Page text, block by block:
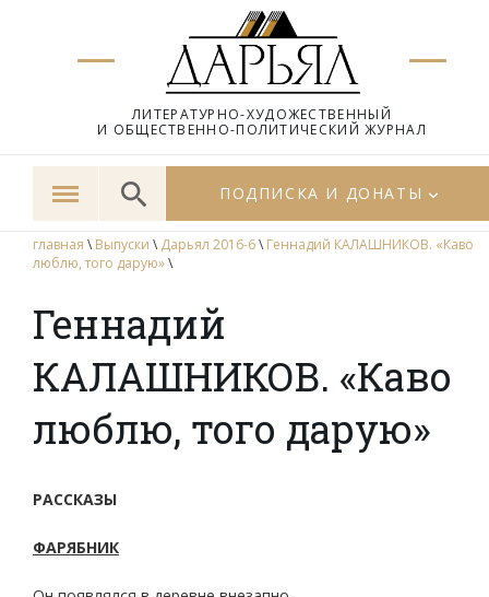
ЛИТЕРАТУРНО-ХУДОЖЕСТВЕННЫЙ
И ОБЩЕСТВЕННО-ПОЛИТИЧЕСКИЙ ЖУРНАЛ
ПОДПИСКА И ДОНАТЫ
главная \ Выпуски \ Дарьял 2016-6\ Геннадий КАЛАШНИКОВ. «Каво
люблю, того дарую»\
Геннадий
КАЛАШНИКОВ. «Каво
люблю, того дарую»
РАССКАЗЫ
ФАРЯБНИК